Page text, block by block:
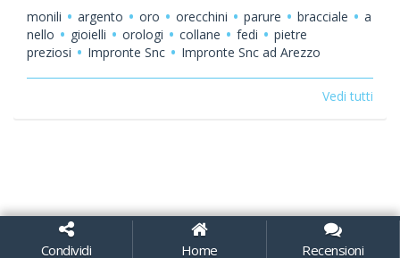
monili argento oro orecchini parure bracciale
a
nello
gioielli orologi collane fedi
pietre
preziosi
Impronte Snc
Impronte Snc ad Arezzo
laboratorio
Vedi tutti
Condividi Home Recensioni